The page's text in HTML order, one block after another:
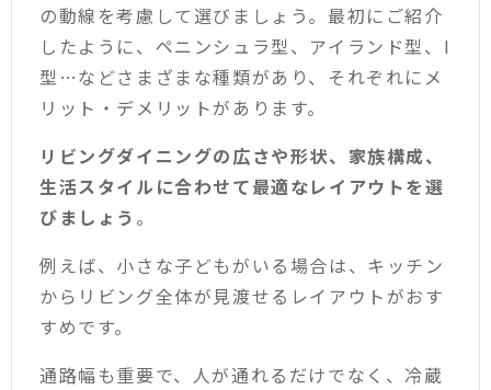
の動線を考慮して選びましょう。最初にご紹介
したように、ペニンシュラ型、アイランド型、I
型…などさまざまな種類があり、それぞれにメ
リット・デメリットがあります。
リビングダイニングの広さや形状、家族構成、
生活スタイルに合わせて最適なレイアウトを選
びましょう 。
例えば、小さな子どもがいる場合は、キッチン
からリビング全体が見渡せるレイアウトがおす
すめです。
通路幅も重要で、人が通れるだけでなく、冷蔵